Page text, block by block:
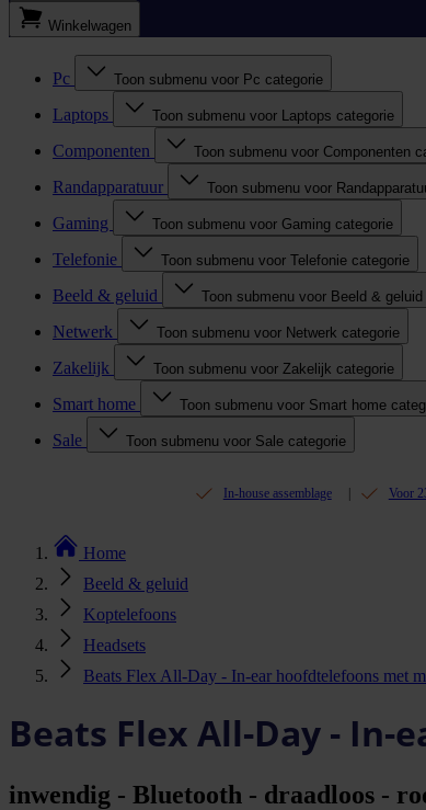
Winkelwagen
Pc Toon submenu voor Pc categorie
Laptops Toon submenu voor Laptops categorie
Componenten Toon submenu voor Componenten
Randapparatuur Toon submenu voor
Gaming Toon submenu voor Gaming categorie
Telefonie Toon submenu voor Telefonie categorie
Beeld & geluid Toon submenu voor Beeld &
Netwerk Toon submenu voor Netwerk categorie
Zakelijk Toon submenu voor Zakelijk categorie
Smart home Toon submenu voor Smart home
Sale Toon submenu voor Sale categorie
In-house assemblage Voor
Home
Beeld & geluid
Koptelefoons
Headsets
Beats Flex All-Day - In-ear hoofdtelefoons met
Beats Flex All-Day -
inwendig - Bluetooth - draadloos -